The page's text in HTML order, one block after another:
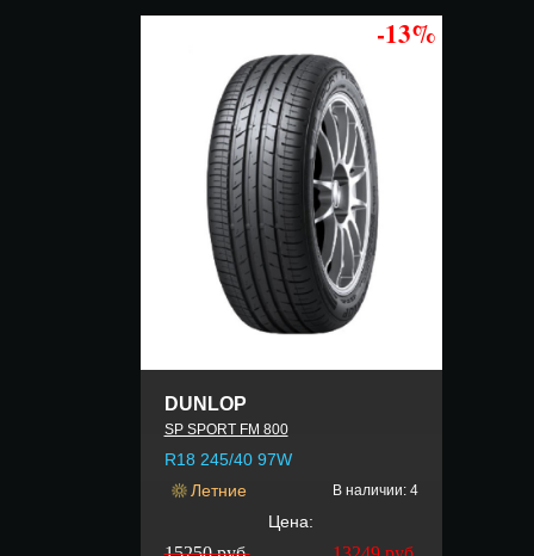
-13%
DUNLOP
SP SPORT FM 800
R18 245/40 97W
Летние
В наличии: 4
Цена: